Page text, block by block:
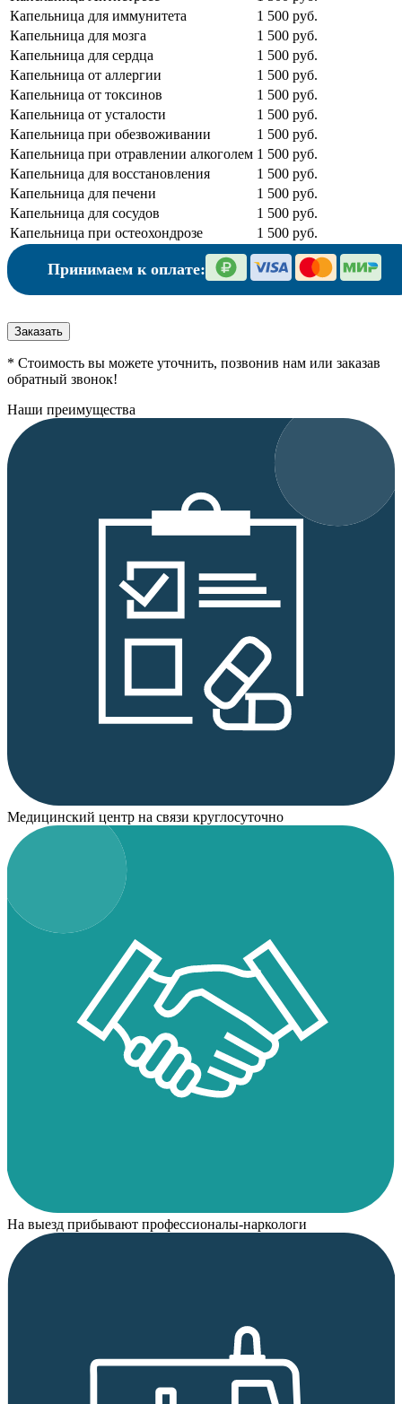
Капельница для иммунитета
1 500 руб.
Капельница для мозга
1 500 руб.
Капельница для сердца
1 500 руб.
Капельница от аллергии
1 500 руб.
Капельница от токсинов
1 500 руб.
Капельница от усталости
1 500 руб.
Капельница при обезвоживании
1 500 руб.
Капельница при отравлении алкоголем 1 500 руб.
Капельница для восстановления
1 500 руб.
Капельница для печени
1 500 руб.
Капельница для сосудов
1 500 руб.
Капельница при остеохондрозе
1 500 руб.
Принимаем к оплате:
Заказать
* Стоимость вы можете уточнить, позвонив нам или заказав
обратный звонок!
Наши преимущества
Медицинский центр на связи круглосуточно
На выезд прибывают профессионалы-наркологи